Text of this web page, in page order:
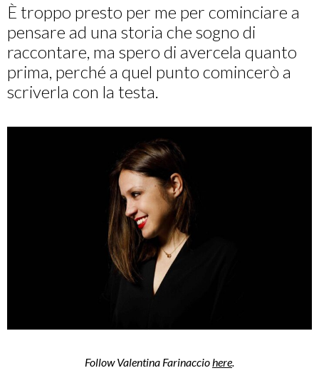
È troppo presto per me per cominciare a
pensare ad una storia che sogno di
raccontare, ma spero di avercela quanto
prima, perché a quel punto comincerò a
scriverla con la testa.
Follow Valentina Farinacciohere.